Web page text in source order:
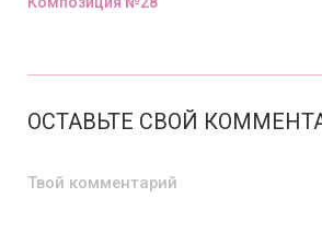
ОСТАВЬТЕ СВОЙ